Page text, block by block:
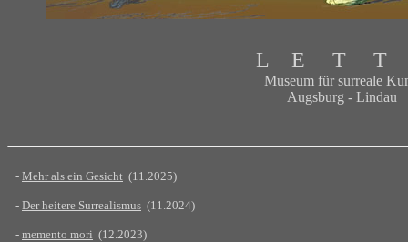
L E T T
Museum für surreale
Augsburg - Lindau
- Mehr als ein Gesicht (11.2025)
- Der heitere Surrealismus (11.2024)
- memento mori (12.2023)